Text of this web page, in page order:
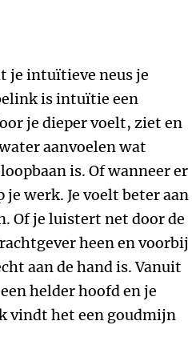
je intuïtieve neus je
is intuïtie een
je dieper voelt, ziet en
aanvoelen wat
is. Of wanneer er
werk. Je voelt beter aan
Of je luistert net door de
heen en voorbij
aan de hand is. Vanuit
helder hoofd en je
vindt het een goudmijn